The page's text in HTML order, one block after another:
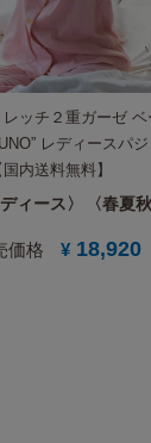
レッチ２重ガーゼ
レディースパ
国内送料無料】
ィース 春夏秋
価格 ¥ 18,920